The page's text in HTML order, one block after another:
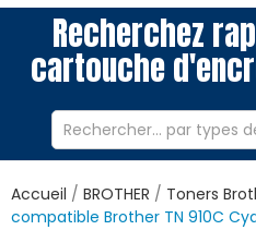
Recherchez
cartouche
Accueil BROTHER Toners
compatible Brother TN 910C